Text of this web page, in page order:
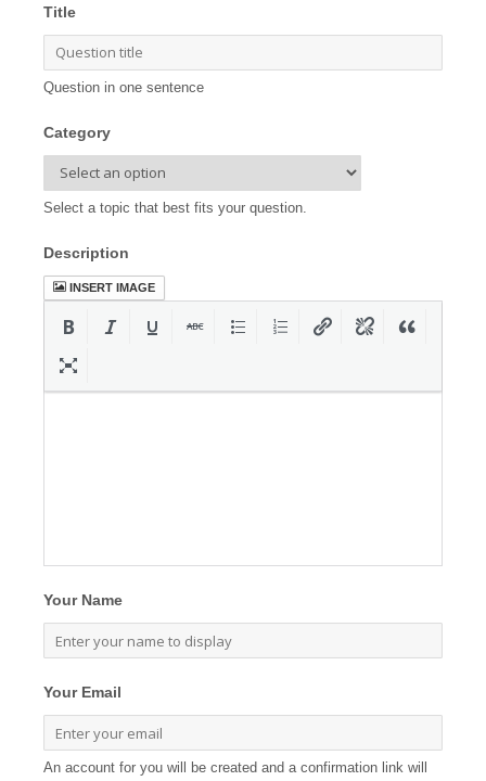
Title
Question in one sentence
Category
Select a topic that best fits your question.
Description
INSERT IMAGE
Your Name
Your Email
An account for you will be created and a confirmation link will